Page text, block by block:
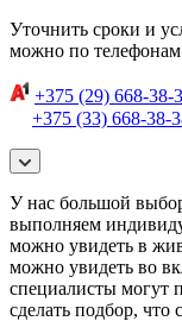
Уточнить сроки и
можно по
+375 (29) 668-38-
+375 (33) 668-38-
У нас большой
выполняем
можно увидеть в
можно увидеть во
специалисты могут
сделать подбор, что